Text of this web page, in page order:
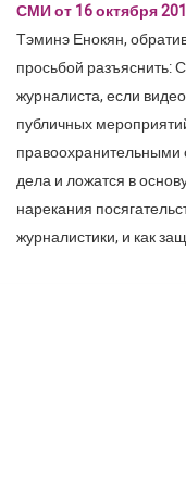
СМИ от 16 октября
Тэминэ Енокян,
просьбой разъяснить:
журналиста, если
публичных
правоохранительными
дела и ложатся в
нарекания
журналистики, и как